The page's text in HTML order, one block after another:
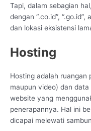
Tapi, dalam sebagian
dengan “.co.id”,
dan lokasi eksistensi
Hosting
Hosting adalah ruangan
maupun video) dan
website yang
penerapannya. Hal ini
dicapai melewati